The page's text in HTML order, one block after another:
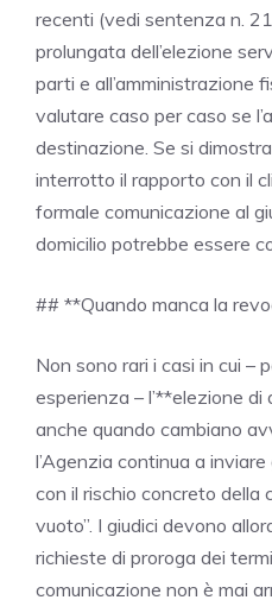
recenti (vedi sentenza n.
prolungata dell’elezione
parti e all’amministrazione
valutare caso per caso se
destinazione. Se si
interrotto il rapporto con il
formale comunicazione al
domicilio potrebbe essere
## **Quando manca la
Non sono rari i casi in cui –
esperienza – l’**elezione
anche quando cambiano
l’Agenzia continua a
con il rischio concreto della
vuoto”. I giudici devono
richieste di proroga dei
comunicazione non è mai